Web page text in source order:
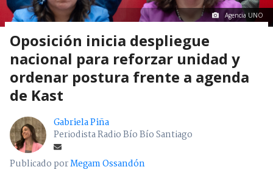
Agencia UNO
Oposición inicia despliegue
nacional para reforzar unidad y
ordenar postura frente a agenda
de Kast
Gabriela Piña
Periodista Radio Bío Bío Santiago
Publicado porMegam Ossandón